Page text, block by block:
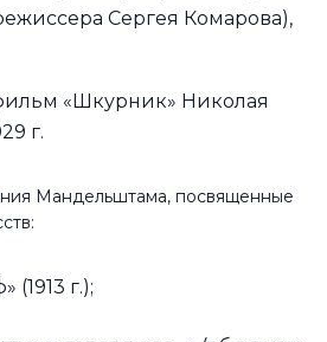
Сергея Комарова),
«Шкурник» Николая
г.
Мандельштама, посвященные
(1913 г.);